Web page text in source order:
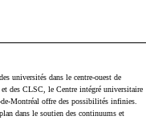
universités dans le centre-ouest de
des CLSC, le Centre intégré universitaire
de-Montréal offre des possibilités infinies.
dans le soutien des continuums et